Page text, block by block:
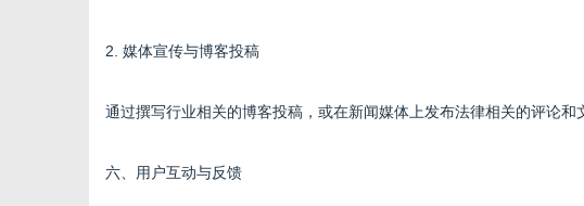
2. 媒体宣传与博客投稿
通过撰写行业相关的博客投稿，或在新闻媒体上发布法律相关的评论
六、用户互动与反馈